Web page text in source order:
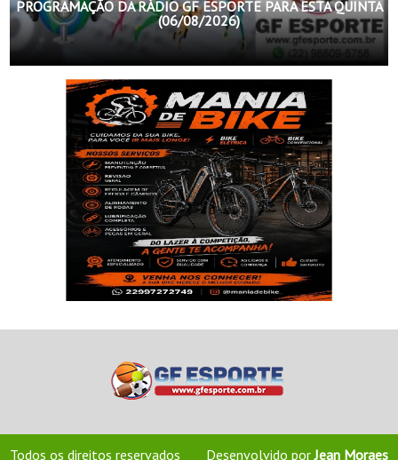
PROGRAMAÇÃO DA RÁDIO GF ESPORTE PARA ESTA QUINTA
(06/08/2026)
Todos os direitos reservados Desenvolvido porJean Moraes